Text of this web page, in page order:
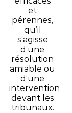
et
pérennes,
qu’il
s’agisse
d’une
résolution
amiable ou
d’une
intervention
devant les
tribunaux.